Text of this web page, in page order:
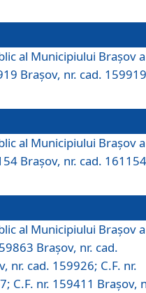
al Municipiului Braşov a
Brașov, nr. cad.
al Municipiului Braşov a
Brașov, nr. cad.
al Municipiului Braşov a
Brașov, nr. cad.
nr. cad. 159926; C.F. nr.
C.F. nr. 159411 Brașov,